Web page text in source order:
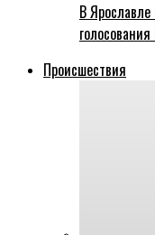
В
голосования
Происшествия